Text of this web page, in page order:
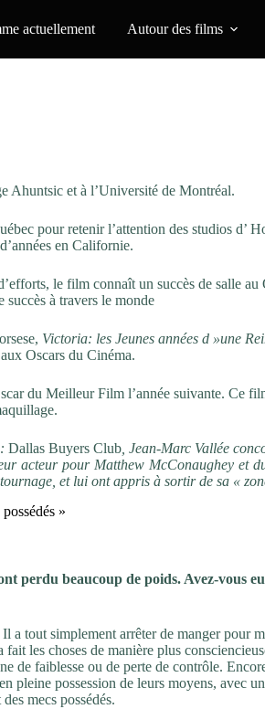
actuellement Autour des films
Ahuntsic et à l’Université de Montréal.
pour retenir l’attention des studios d’
en Californie.
le film connaît un succès de salle
à travers le monde
Victoria: les Jeunes années d »une
Oscars du Cinéma.
du Meilleur Film l’année suivante. Ce
Dallas Buyers Club, Jean-Marc Vallée
acteur pour Matthew McConaughey et
et lui ont appris à sortir de sa «
»
perdu beaucoup de poids. Avez-vous
a tout simplement arrêter de manger pour
les choses de manière plus
de faiblesse ou de perte de contrôle.
pleine possession de leurs moyens, avec
mecs possédés.